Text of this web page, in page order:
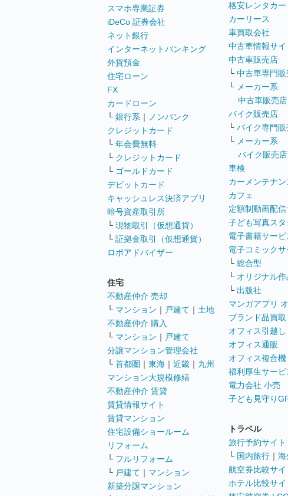
スマホ専業証券
iDeCo 証券会社
ネット銀行
インターネットバンキング
外貨預金
住宅ローン
FX
カードローン
└ 銀行系 ｜
ノンバンク
クレジットカード
└ 年会費無料
└ クレジットカード
└ ゴールドカード
デビットカード
キャッシュレス決済アプリ
暗号資産取引所
└ 現物取引（仮想通貨）
└ 証拠金取引（仮想通貨）
ロボアドバイザー
住宅
不動産仲介 売却
└ マンション ｜ 戸建て ｜ 土地
不動産仲介 購入
└ マンション ｜ 戸建て
分譲マンション管理会社
└ 首都圏 ｜ 東海 ｜ 近畿 ｜ 九州
マンション大規模修繕
不動産仲介 賃貸
賃貸情報サイト
賃貸マンション
住宅設備ショールーム
リフォーム
└ フルリフォーム
└ 戸建て ｜ マンション
新築分譲マンション
格安レンタカー
カーリース
車買取会社
中古車情報サイ
中古車販売店
└ 中古車専門販
└ メーカー系
中古車販売店
バイク販売店
└ バイク専門販
└ メーカー系
バイク販売店
車検
カーメンテナ
カフェ
定額制動画配信
子ども写真スタ
電子書籍サービ
電子コミックサ
└ 総合型
└ オリジナル
└ 出版社
マンガアプリ
ブランド品買
オフィス引越し
オフィス通販
オフィス複合機
福利厚生サービ
電力会社 小売
子ども見守り
トラベル
旅行予約サイト
└ 国内旅行 ｜ 海
航空券比較サイ
ホテル比較サイ